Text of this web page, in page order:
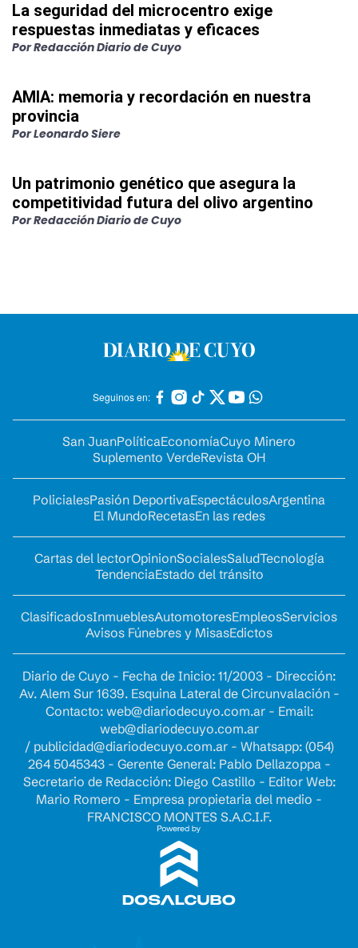
La seguridad del microcentro exige
respuestas inmediatas y eficaces
PorRedacción Diario de Cuyo
AMIA: memoria y recordación en nuestra
provincia
PorLeonardo Siere
Un patrimonio genético que asegura la
competitividad futura del olivo argentino
PorRedacción Diario de Cuyo
Seguinos en:
San JuanPolíticaEconomíaCuyo Minero
Suplemento VerdeRevista OH
PolicialesPasión DeportivaEspectáculosArgentina
El MundoRecetasEn las redes
Cartas del lectorOpinionSocialesSaludTecnología
TendenciaEstado del tránsito
ClasificadosInmueblesAutomotoresEmpleosServicios
Avisos Fúnebres y MisasEdictos
Diario de Cuyo - Fecha de Inicio: 11/2003 - Dirección:
Av. Alem Sur 1639. Esquina Lateral de Circunvalación -
Contacto: web@diariodecuyo.com.ar- Email:
web@diariodecuyo.com.ar
/ publicidad@diariodecuyo.com.ar- Whatsapp: (054)
264 5045343 - Gerente General: Pablo Dellazoppa -
Secretario de Redacción: Diego Castillo - Editor Web:
Mario Romero - Empresa propietaria del medio -
FRANCISCO MONTES S.A.C.I.F.